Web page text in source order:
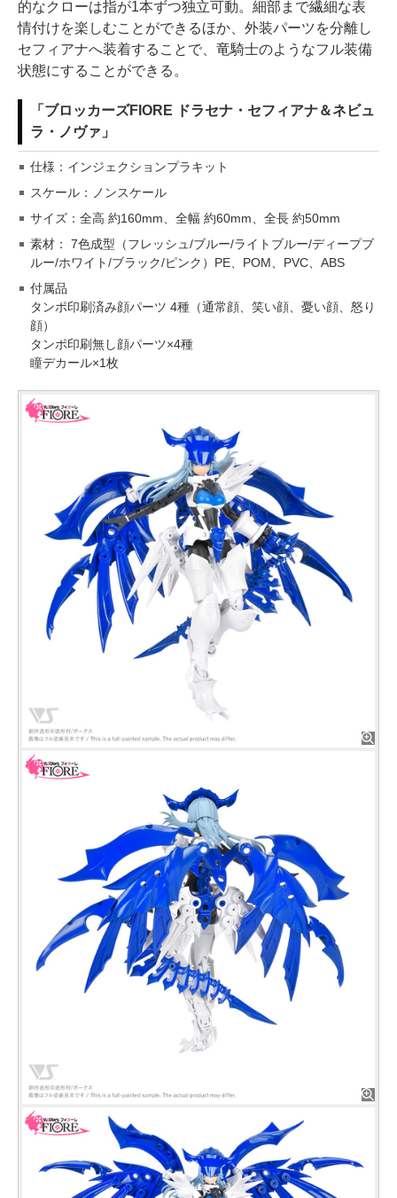
的なクローは指が1本ずつ独立可動。細部まで繊細な表
情付けを楽しむことができるほか、外装パーツを分離し
セフィアナへ装着することで、竜騎士のようなフル装備
状態にすることができる。
「ブロッカーズFIORE ドラセナ・セフィアナ＆ネビュ
ラ・ノヴァ」
仕様：インジェクションプラキット
スケール：ノンスケール
サイズ：全高 約160mm、全幅 約60mm、全長 約50mm
素材： 7色成型（フレッシュ/ブルー/ライトブルー/ディープブ
ルー/ホワイト/ブラック/ピンク）PE、POM、PVC、ABS
付属品
タンポ印刷済み顔パーツ 4種（通常顔、笑い顔、憂い顔、怒り
顔）
タンポ印刷無し顔パーツ×4種
瞳デカール×1枚